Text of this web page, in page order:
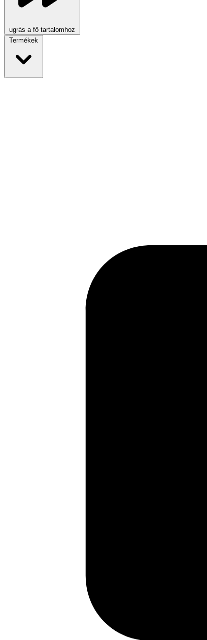
ugrás a fő tartalomhoz
Termékek